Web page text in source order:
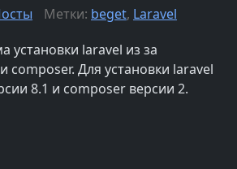
Метки: beget, Laravel
установки laravel из за
composer. Для установки laravel
8.1 и composer версии 2.